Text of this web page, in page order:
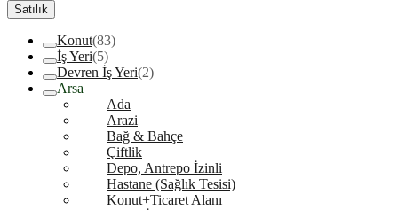
Satılık
Konut(83)
İş Yeri(5)
Devren İş Yeri(2)
Arsa
Ada
Arazi
Bağ & Bahçe
Çiftlik
Depo, Antrepo İzinli
Hastane (Sağlık Tesisi)
Konut+Ticaret Alanı